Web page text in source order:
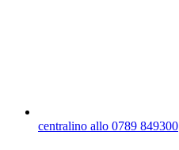
centralino allo 0789 849300